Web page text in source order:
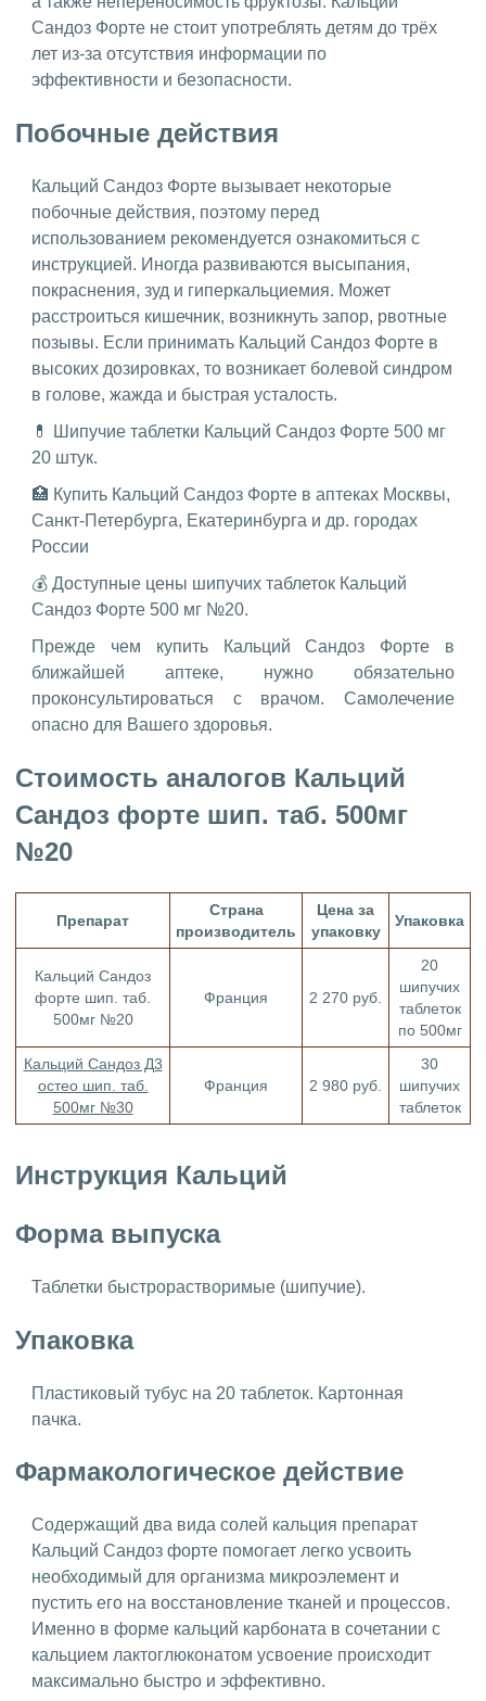
Сандоз Форте не стоит употреблять детям до трёх
лет из-за отсутствия информации по
эффективности и безопасности.
Побочные действия
Кальций Сандоз Форте вызывает некоторые
побочные действия, поэтому перед
использованием рекомендуется ознакомиться с
инструкцией. Иногда развиваются высыпания,
покраснения, зуд и гиперкальциемия. Может
расстроиться кишечник, возникнуть запор, рвотные
позывы. Если принимать Кальций Сандоз Форте в
высоких дозировках, то возникает болевой синдром
в голове, жажда и быстрая усталость.
💊 Шипучие таблетки Кальций Сандоз Форте 500 мг
20 штук.
🏥 Купить Кальций Сандоз Форте в аптеках Москвы,
Санкт-Петербурга, Екатеринбурга и др. городах
России
💰 Доступные цены шипучих таблеток Кальций
Сандоз Форте 500 мг №20.
Прежде чем купить Кальций Сандоз Форте в
ближайшей аптеке, нужно обязательно
проконсультироваться с врачом. Самолечение
опасно для Вашего здоровья.
Стоимость аналогов Кальций
Сандоз форте шип. таб. 500мг
№20
Препарат
Страна
производитель
Цена за
упаковку
Упаковка
Кальций Сандоз
форте шип. таб.
500мг №20
Франция 2 270 руб.
20
шипучих
таблеток
по 500мг
Кальций Сандоз Д3
остео шип. таб.
500мг №30
Франция 2 980 руб.
30
шипучих
таблеток
Инструкция Кальций
Форма выпуска
Таблетки быстрорастворимые (шипучие).
Упаковка
Пластиковый тубус на 20 таблеток. Картонная
пачка.
Фармакологическое действие
Содержащий два вида солей кальция препарат
Кальций Сандоз форте помогает легко усвоить
необходимый для организма микроэлемент и
пустить его на восстановление тканей и процессов.
Именно в форме кальций карбоната в сочетании с
кальцием лактоглюконатом усвоение происходит
максимально быстро и эффективно.